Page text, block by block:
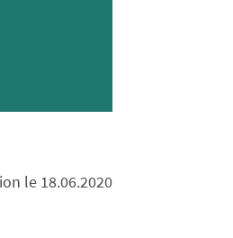
le 18.06.2020